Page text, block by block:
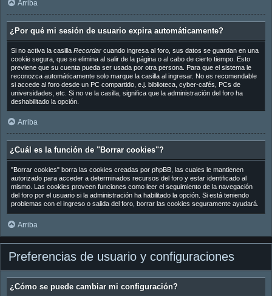
Arriba
¿Por qué mi sesión de usuario expira automáticamente?
Si no activa la casilla Recordarcuando ingresa al foro, sus datos se guardan en una
cookie segura, que se elimina al salir de la página o al cabo de cierto tiempo. Esto
previene que su cuenta pueda ser usada por otra persona. Para que el sistema le
reconozca automáticamente solo marque la casilla al ingresar. No es recomendable
si accede al foro desde un PC compartido, e.j. biblioteca, cyber-cafés, PCs de
universidades, etc. Si no ve la casilla, significa que la administración del foro ha
deshabilitado la opción.
Arriba
¿Cuál es la función de "Borrar cookies"?
"Borrar cookies" borra las cookies creadas por phpBB, las cuales le mantienen
autorizado para acceder a determinados recursos del foro y estar identificado al
mismo. Las cookies proveen funciones como leer el seguimiento de la navegación
del foro por el usuario si la administración ha habilitado la opción. Si está teniendo
problemas con el ingreso o salida del foro, borrar las cookies seguramente ayudará.
Arriba
Preferencias de usuario y configuraciones
¿Cómo se puede cambiar mi configuración?